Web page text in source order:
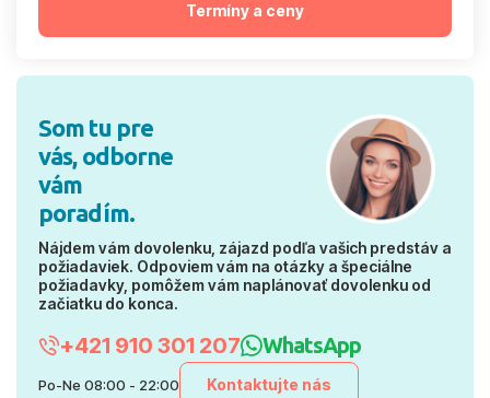
Termíny a ceny
Som tu pre
vás, odborne
vám
poradím.
Nájdem vám dovolenku, zájazd podľa vašich predstáv a
požiadaviek. Odpoviem vám na otázky a špeciálne
požiadavky, pomôžem vám naplánovať dovolenku od
začiatku do konca.
+421 910 301 207 WhatsApp
Po-Ne 08:00 - 22:00 Kontaktujte nás